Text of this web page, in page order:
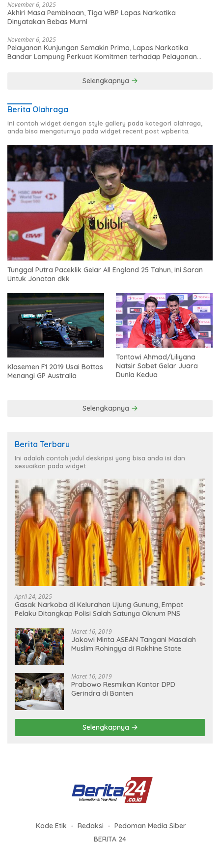
November 6, 2025
Akhiri Masa Pembinaan, Tiga WBP Lapas Narkotika
Dinyatakan Bebas Murni
November 6, 2025
Pelayanan Kunjungan Semakin Prima, Lapas Narkotika
Bandar Lampung Perkuat Komitmen terhadap Pelayanan
Selengkapnya
Berita Olahraga
Ini contoh widget dengan style gallery pada kategori olahraga,
anda bisa mengaturnya pada widget recent post wpberita.
Tunggal Putra Paceklik Gelar All England 25 Tahun, Ini Saran
Untuk Jonatan dkk
Klasemen F1 2019 Usai Bottas
Menangi GP Australia
Tontowi Ahmad/Liliyana
Natsir Sabet Gelar Juara
Dunia Kedua
Selengkapnya
Berita Terbaru
Ini adalah contoh judul deskripsi yang bisa anda isi dan
sesuaikan pada widget
April 24, 2025
Gasak Narkoba di Kelurahan Ujung Gunung, Empat
Pelaku Ditangkap Polisi Salah Satunya Oknum PNS
Maret 16, 2019
Jokowi Minta ASEAN Tangani Masalah
Muslim Rohingya di Rakhine State
Maret 16, 2019
Prabowo Resmikan Kantor DPD
Gerindra di Banten
Selengkapnya
Kode Etik Redaksi
Pedoman Media Siber
BERITA 24